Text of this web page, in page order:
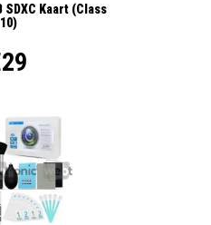
SDXC Kaart (Class
10)